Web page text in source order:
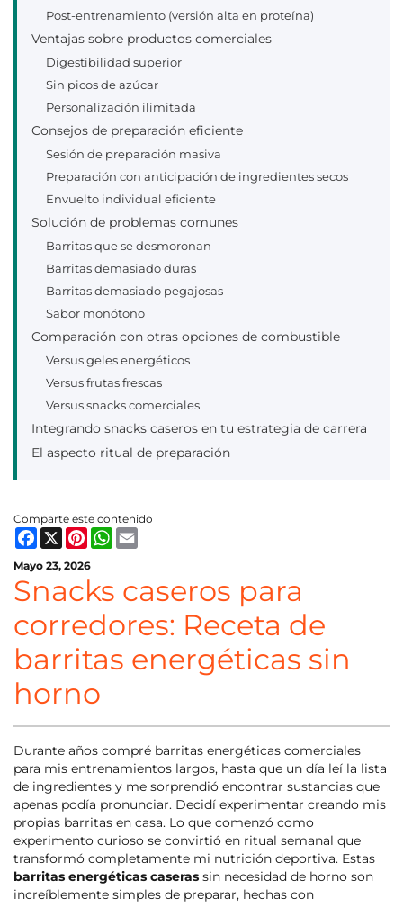
Post-entrenamiento (versión alta en proteína)
Ventajas sobre productos comerciales
Digestibilidad superior
Sin picos de azúcar
Personalización ilimitada
Consejos de preparación eficiente
Sesión de preparación masiva
Preparación con anticipación de ingredientes secos
Envuelto individual eficiente
Solución de problemas comunes
Barritas que se desmoronan
Barritas demasiado duras
Barritas demasiado pegajosas
Sabor monótono
Comparación con otras opciones de combustible
Versus geles energéticos
Versus frutas frescas
Versus snacks comerciales
Integrando snacks caseros en tu estrategia de carrera
El aspecto ritual de preparación
Comparte este contenido
Facebook
X PinterestWhatsApp
Mayo 23, 2026
Snacks caseros para
corredores: Receta de
barritas energéticas sin
horno
Durante años compré barritas energéticas comerciales
para mis entrenamientos largos, hasta que un día leí la lista
de ingredientes y me sorprendió encontrar sustancias que
apenas podía pronunciar. Decidí experimentar creando mis
propias barritas en casa. Lo que comenzó como
experimento curioso se convirtió en ritual semanal que
transformó completamente mi nutrición deportiva. Estas
barritas energéticas caseras sin necesidad de horno son
increíblemente simples de preparar, hechas con